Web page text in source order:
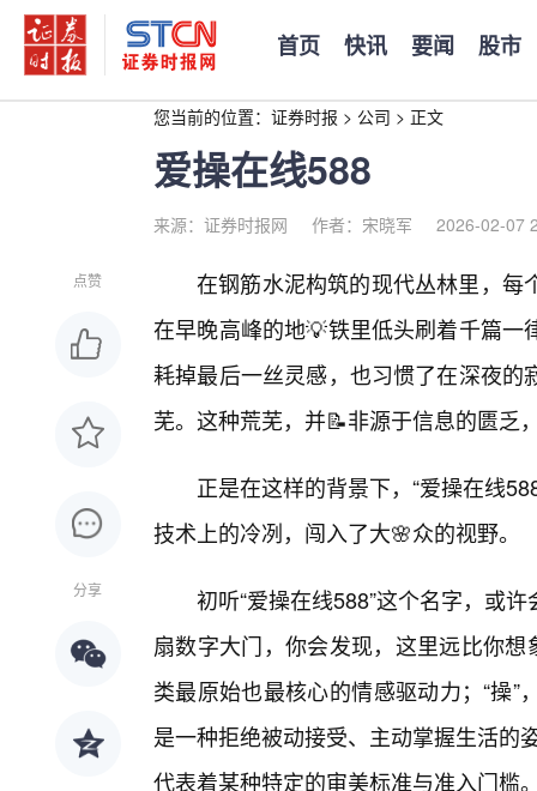
首页 快讯 要闻 股市
您当前的位置： 证券时报 > 公司 > 正文
爱操在线588
来源：证券时报网 作者：宋晓军 2026-02-07
点赞
分享
在钢筋水泥构筑的现代丛林里，每
在早晚高峰的地💡铁里低头刷着千篇
耗掉最后一丝灵感，也习惯了在深夜
芜。这种荒芜，并📝非源于信息的匮乏
正是在这样的背景下，“爱操在线
技术上的冷冽，闯入了大🌸众的视野。
初听“爱操在线588”这个名字，或
扇数字大门，你会发现，这里远比你
类最原始也最核心的情感驱动力；“操
是一种拒绝被动接受、主动掌握生活的
代表着某种特定的审美标准与准入门槛